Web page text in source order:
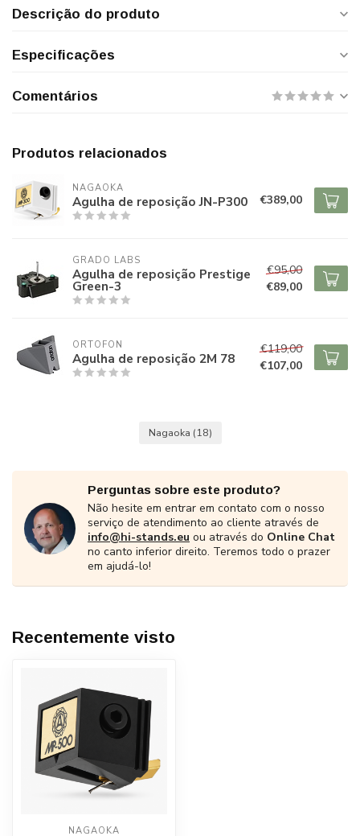
Descrição do produto
Especificações
Comentários
Produtos relacionados
NAGAOKA
Agulha de reposição JN-P300 €389,00
GRADO LABS
Agulha de reposição Prestige
Green-3
€95,00
€89,00
ORTOFON
Agulha de reposição 2M 78
€119,00
€107,00
Nagaoka (18)
Perguntas sobre este produto?
Não hesite em entrar em contato com o nosso
serviço de atendimento ao cliente através de
info@hi-stands.eu ou através do Online Chat
no canto inferior direito. Teremos todo o prazer
em ajudá-lo!
Recentemente visto
NAGAOKA